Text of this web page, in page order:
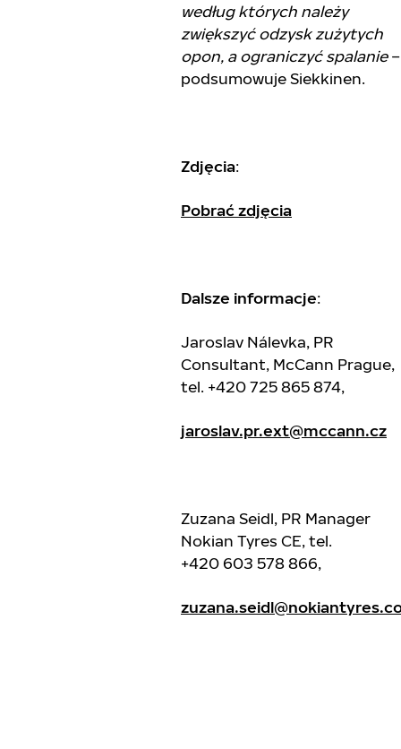
według których należy
zwiększyć odzysk zużytych
opon, a ograniczyć spalanie–
podsumowuje Siekkinen.
Zdjęcia:
Pobrać zdjęcia
Dalsze informacje:
Jaroslav Nálevka, PR
Consultant, McCann Prague,
tel. +420 725 865 874,
jaroslav.pr.ext@mccann.cz
Zuzana Seidl, PR Manager
Nokian Tyres CE, tel.
+420 603 578 866,